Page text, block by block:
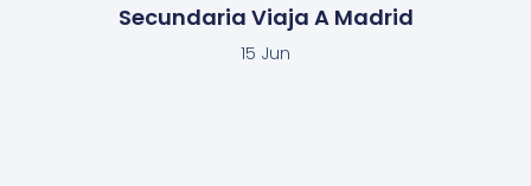
Secundaria Viaja A Madrid
15 Jun